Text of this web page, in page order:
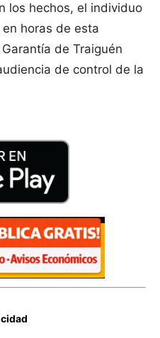
los hechos, el individuo
horas de esta
de Traiguén
de control de la